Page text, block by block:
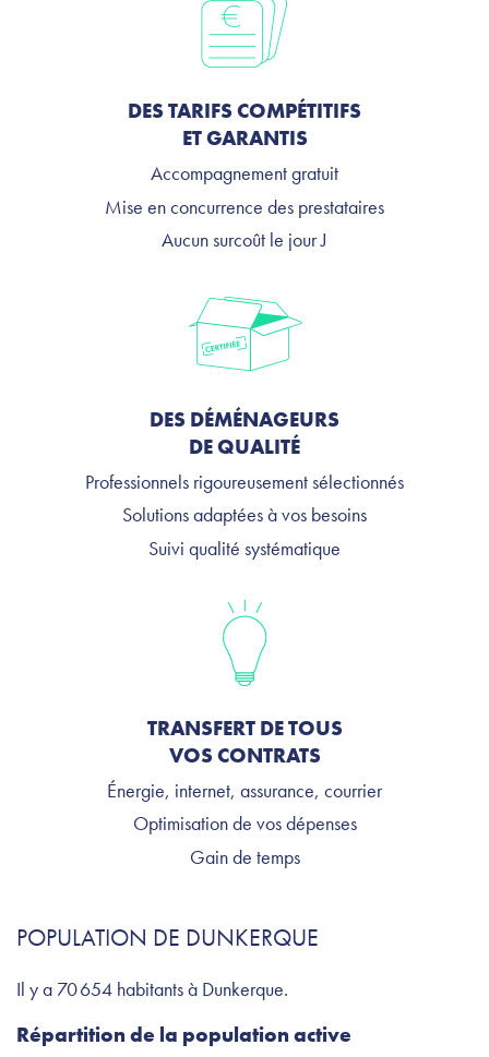
DES TARIFS COMPÉTITIFS
ET GARANTIS
Accompagnement gratuit
Mise en concurrence des prestataires
Aucun surcoût le jour J
DES DÉMÉNAGEURS
DE QUALITÉ
Professionnels rigoureusement sélectionnés
Solutions adaptées à vos besoins
Suivi qualité systématique
TRANSFERT DE TOUS
VOS CONTRATS
Énergie, internet, assurance, courrier
Optimisation de vos dépenses
Gain de temps
POPULATION DE DUNKERQUE
Il y a 70 654 habitants à Dunkerque.
Répartition de la population active